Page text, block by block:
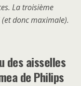
La troisième
donc maximale).
des aisselles
de Philips